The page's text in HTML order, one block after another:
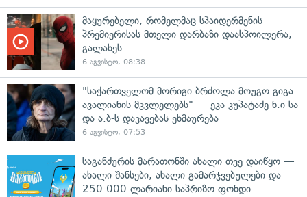
მაყურებელი, რომელმაც სპაიდერმენის
პრემიერისას მთელი დარბაზი დაასპოილერა,
გალახეს
6 აგვისტო, 08:38
"საქართველომ მორიგი ბრძოლა მოუგო გიგა
ავალიანის მკვლელებს" — ეკა კუპატაძე ნ.ი-სა
და ა.ბ-ს დაკავებას ეხმაურება
6 აგვისტო, 07:53
საგანძურის მარათონში ახალი თვე დაიწყო —
ახალი შანსები, ახალი გამარჯვებულები და
250 000-ლარიანი საპრიზო ფონდი